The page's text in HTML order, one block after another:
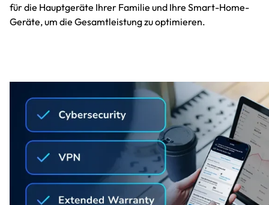
für die Hauptgeräte Ihrer Familie und Ihre Smart-Home-
Geräte, um die Gesamtleistung zu optimieren.